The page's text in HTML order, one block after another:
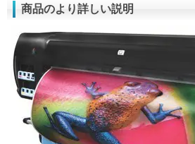
商品のより詳しい説明